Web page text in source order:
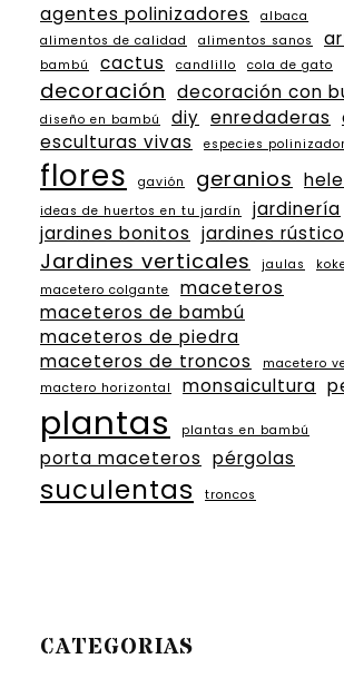
agentes polinizadores
albaca
alimentos de calidad
alimentos sanos
bambú cactus candlillo cola de gato
decoración decoración con
diseño en bambú diy enredaderas
esculturas vivas
especies
flores gavión geranios
ideas de huertos en tu jardín
jardinería
jardines bonitos jardines
Jardines verticales jaulas
macetero colgante
maceteros
maceteros de bambú
maceteros de piedra
maceteros de troncos
macetero
mactero horizontal
monsaicultura
plantas plantas en bambú
porta maceteros pérgolas
suculentas troncos
CATEGORIAS